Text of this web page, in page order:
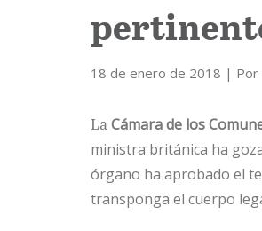
18 de enero de 2018 | Por
LaCámara de los
ministra británica ha
órgano ha aprobado el
transponga el cuerpo